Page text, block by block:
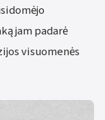
jam padarė
visuomenės